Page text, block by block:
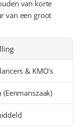
van korte
van een groot
& KMO's
(Eenmanszaak)